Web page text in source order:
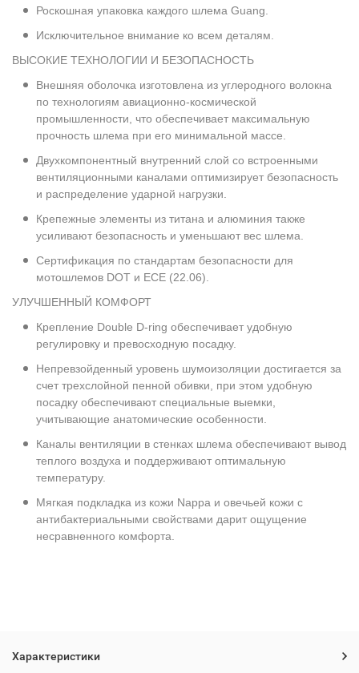
Роскошная упаковка каждого шлема Guang.
Исключительное внимание ко всем деталям.
ВЫСОКИЕ ТЕХНОЛОГИИ И БЕЗОПАСНОСТЬ
Внешняя оболочка изготовлена из углеродного волокна
по технологиям авиационно-космической
промышленности, что обеспечивает максимальную
прочность шлема при его минимальной массе.
Двухкомпонентный внутренний слой со встроенными
вентиляционными каналами оптимизирует безопасность
и распределение ударной нагрузки.
Крепежные элементы из титана и алюминия также
усиливают безопасность и уменьшают вес шлема.
Сертификация по стандартам безопасности для
мотошлемов DOT и ECE (22.06).
УЛУЧШЕННЫЙ КОМФОРТ
Крепление Double D-ring обеспечивает удобную
регулировку и превосходную посадку.
Непревзойденный уровень шумоизоляции достигается за
счет трехслойной пенной обивки, при этом удобную
посадку обеспечивают специальные выемки,
учитывающие анатомические особенности.
Каналы вентиляции в стенках шлема обеспечивают вывод
теплого воздуха и поддерживают оптимальную
температуру.
Мягкая подкладка из кожи Nappa и овечьей кожи с
антибактериальными свойствами дарит ощущение
несравненного комфорта.
Характеристики